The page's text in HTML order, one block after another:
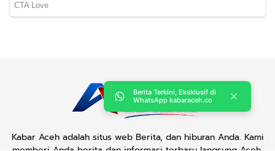
Kabar Aceh adalah situs web Berita, dan hiburan Anda. Kami
Berita Terkini, Eksklusif di
WhatsApp kabaraceh.co